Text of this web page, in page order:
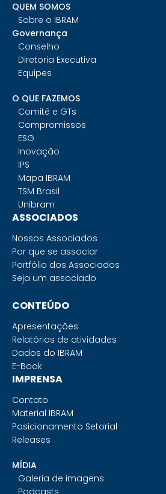
QUEM SOMOS
Sobre o IBRAM
Governança
Conselho
Diretoria Executiva
Equipes
O QUE FAZEMOS
Comitê e GTs
Compromissos
ESG
Inovação
IPS
Mapa IBRAM
TSM Brasil
Unibram
ASSOCIADOS
Nossos Associados
Por que se associar
Portfólio dos Associados
Seja um associado
CONTEÚDO
Apresentações
Relatórios de atividades
Dados do IBRAM
E-Book
IMPRENSA
Contato
Material IBRAM
Posicionamento Setorial
Releases
MÍDIA
Galeria de imagens